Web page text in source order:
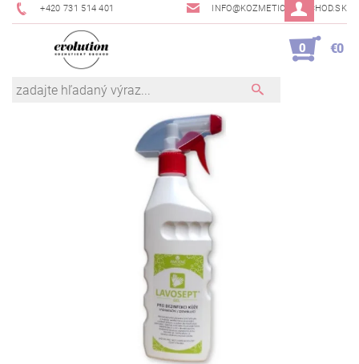
+420 731 514 401 INFO@KOZMETICKYOBCHOD.SK
0 €0